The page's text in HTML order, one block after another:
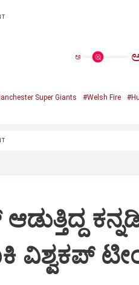
ಅ
Super Giants #Welsh Fire
ವಿಶ್ವಕಪ್‌